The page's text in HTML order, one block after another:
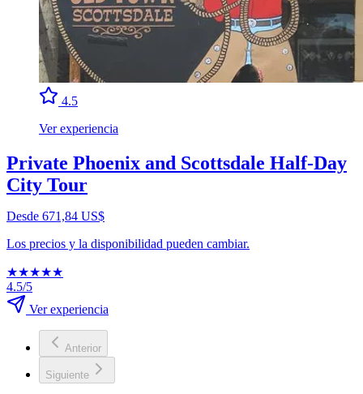
4.5
Ver experiencia
Private Phoenix and Scottsdale Half-Day
City Tour
Desde 671,84 US$
Los precios y la disponibilidad pueden cambiar.
★★★★★
4.5/5
Ver experiencia
Anterior
Siguiente